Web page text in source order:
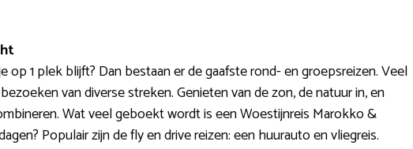
op 1 plek blijft? Dan bestaan er de gaafste rond- en groepsreizen. Veel
van diverse streken. Genieten van de zon, de natuur in, en
Wat veel geboekt wordt is een Woestijnreis Marokko &
Populair zijn de fly en drive reizen: een huurauto en vliegreis.